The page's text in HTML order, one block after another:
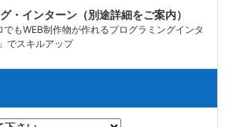
・インターン（別途詳細をご案内）
でもWEB制作物が作れるプログラミングインタ
でスキルアップ